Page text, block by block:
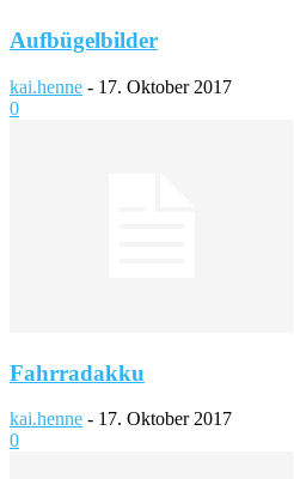
Aufbügelbilder
kai.henne - 17. Oktober 2017
0
Fahrradakku
kai.henne - 17. Oktober 2017
0